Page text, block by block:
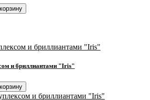
и бриллиантами "Iris"